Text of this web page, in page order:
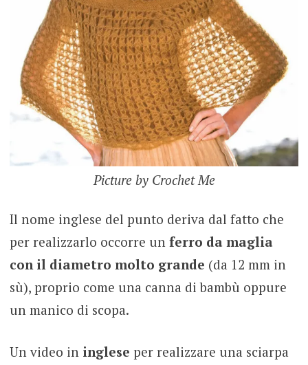
Picture by Crochet Me
Il nome inglese del punto deriva dal fatto che
per realizzarlo occorre un ferro da maglia
con il diametro molto grande (da 12 mm in
sù), proprio come una canna di bambù oppure
un manico di scopa.
Un video in inglese per realizzare una sciarpa